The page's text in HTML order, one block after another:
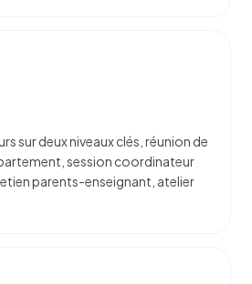
sur deux niveaux clés, réunion de
session coordinateur
parents-enseignant, atelier